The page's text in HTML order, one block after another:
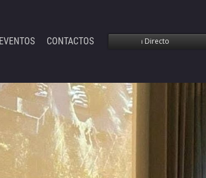
EVENTOS CONTACTOSEmissão em Directo